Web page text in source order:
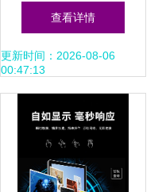
投放，安快社区传
媒助力品牌高效触
查看详情
更新时间：2026-08-06
00:47:13